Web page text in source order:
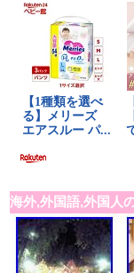
海外,外国語,外国人